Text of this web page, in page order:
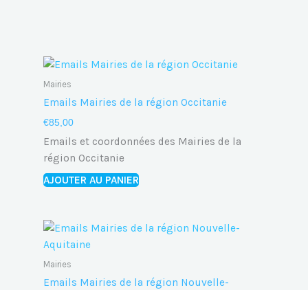
Mairies
Emails Mairies de la région Occitanie
€85,00
Emails et coordonnées des Mairies de la
région Occitanie
AJOUTER AU PANIER
Mairies
Emails Mairies de la région Nouvelle-